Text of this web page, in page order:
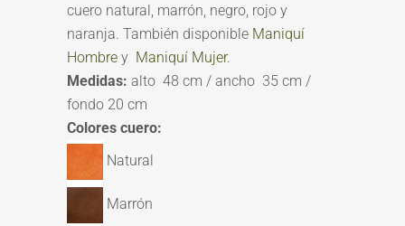
cuero natural, marrón, negro, rojo y
naranja. También disponible Maniquí
Hombre y Maniquí Mujer.
Medidas: alto 48 cm / ancho 35 cm /
fondo 20 cm
Colores cuero:
Natural
Marrón